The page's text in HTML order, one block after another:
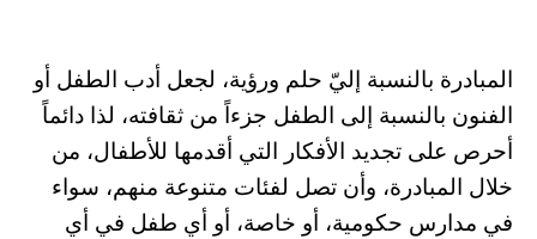
المبادرة بالنسبة إليّ حلم ورؤية، لجعل أدب الطفل أو
الفنون بالنسبة إلى الطفل جزءاً من ثقافته، لذا دائماً
أحرص على تجديد الأفكار التي أقدمها للأطفال، من
خلال المبادرة، وأن تصل لفئات متنوعة منهم، سواء
في مدارس حكومية، أو خاصة، أو أي طفل في أي